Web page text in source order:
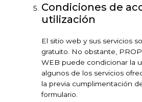
Condiciones de
utilización
El sitio web y sus servicios
gratuito. No obstante,
WEB puede condicionar la
algunos de los servicios
la previa cumplimentación
formulario.